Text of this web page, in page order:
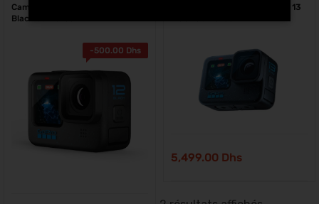
Caméra d’action GoPro HERO 12
Black au Maroc
-500.00 Dhs
Caméra d’action GoPro HERO 13
5,499.00 Dhs